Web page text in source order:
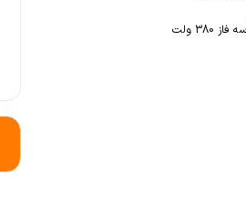
سه فاز 380 ولت